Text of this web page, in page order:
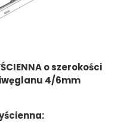
o szerokości
4/6mm